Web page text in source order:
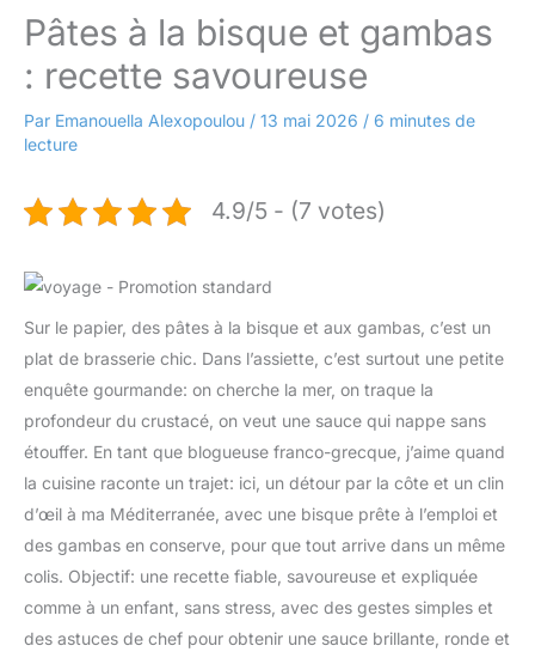
Pâtes à la bisque et gambas
: recette savoureuse
Par Emanouella Alexopoulou / 13 mai 2026 / 6 minutes de
lecture
4.9/5 - (7 votes)
Sur le papier, des pâtes à la bisque et aux gambas, c’est un
plat de brasserie chic. Dans l’assiette, c’est surtout une petite
enquête gourmande: on cherche la mer, on traque la
profondeur du crustacé, on veut une sauce qui nappe sans
étouffer. En tant que blogueuse franco-grecque, j’aime quand
la cuisine raconte un trajet: ici, un détour par la côte et un clin
d’œil à ma Méditerranée, avec une bisque prête à l’emploi et
des gambas en conserve, pour que tout arrive dans un même
colis. Objectif: une recette fiable, savoureuse et expliquée
comme à un enfant, sans stress, avec des gestes simples et
des astuces de chef pour obtenir une sauce brillante, ronde et